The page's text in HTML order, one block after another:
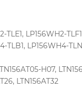
LP156WH2-
TLB1, LP156WH4-
H07,
LTN156AT32